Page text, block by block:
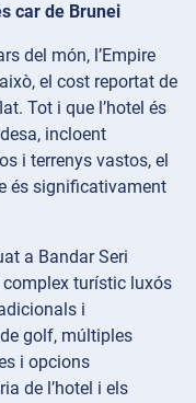
car de Brunei
del món, l’Empire
el cost reportat de
Tot i que l’hotel és
incloent
i terrenys vastos, el
és significativament
a Bandar Seri
complex turístic luxós
i
golf, múltiples
i opcions
de l’hotel i els